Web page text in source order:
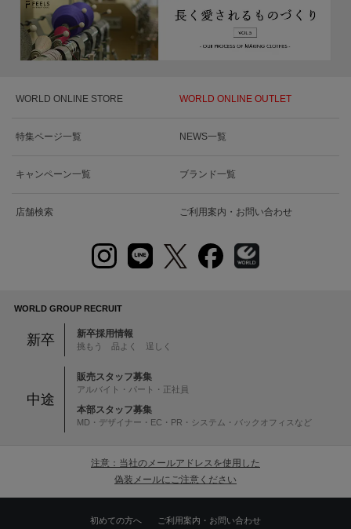
WORLD ONLINE STORE WORLD ONLINE OUTLET
特集ページ一覧 NEWS一覧
キャンペーン一覧 ブランド一覧
店舗検索 ご利用案内・お問い合わせ
WORLD GROUP RECRUIT
新卒 新卒採用情報
挑もう 品よく 逞しく
中途
販売スタッフ募集
アルバイト・パート・正社員
本部スタッフ募集
MD・デザイナー・EC・PR・システム・バックオフィスなど
注意：当社のメールアドレスを使用した
偽装メールにご注意ください
初めての方へ ご利用案内・お問い合わせ